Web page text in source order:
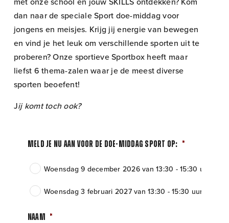
dan naar de speciale Sport doe-middag voor
jongens en meisjes. Krijg jij energie van bewegen
en vind je het leuk om verschillende sporten uit te
proberen? Onze sportieve Sportbox heeft maar
liefst 6 thema-zalen waar je de meest diverse
sporten beoefent!
Jij komt toch ook?
Meld je nu aan voor de doe-middag Sport op: *
Woensdag 9 december 2026 van 13:30 - 15:30 uur
Woensdag 3 februari 2027 van 13:30 - 15:30 uur
Naam *